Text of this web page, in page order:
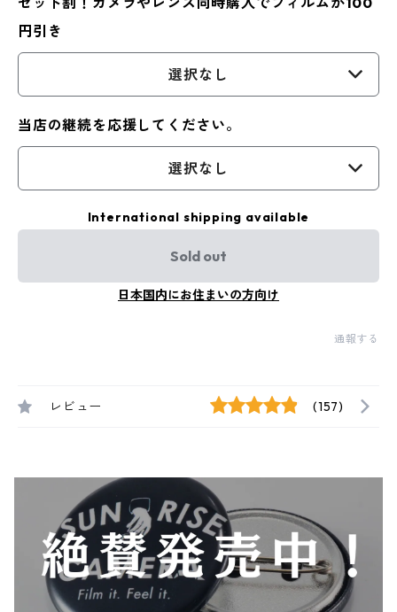
円引き
選択なし
当店の継続を応援してください。
選択なし
International shipping available
Sold out
日本国内にお住まいの方向け
通報する
レビュー (157)